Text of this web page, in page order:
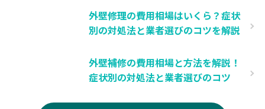
外壁修理の費用相場はいくら？症状
別の対処法と業者選びのコツを解説
外壁補修の費用相場と方法を解説！
症状別の対処法と業者選びのコツ